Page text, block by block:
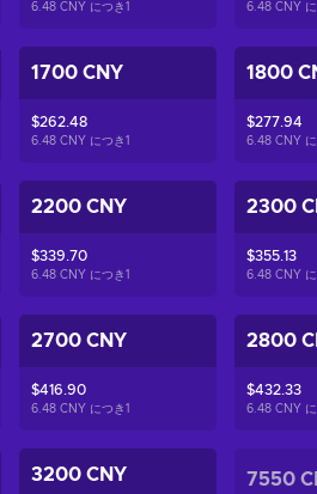
6.48 CNY につき 1 6.48 CNY に
1700 CNY
$262.48
6.48 CNY につき 1
1800
$277.94
6.48 CNY に
2200 CNY
$339.70
6.48 CNY につき 1
2300
$355.13
6.48 CNY に
2700 CNY
$416.90
6.48 CNY につき 1
2800
$432.33
6.48 CNY に
3200 CNY 7550